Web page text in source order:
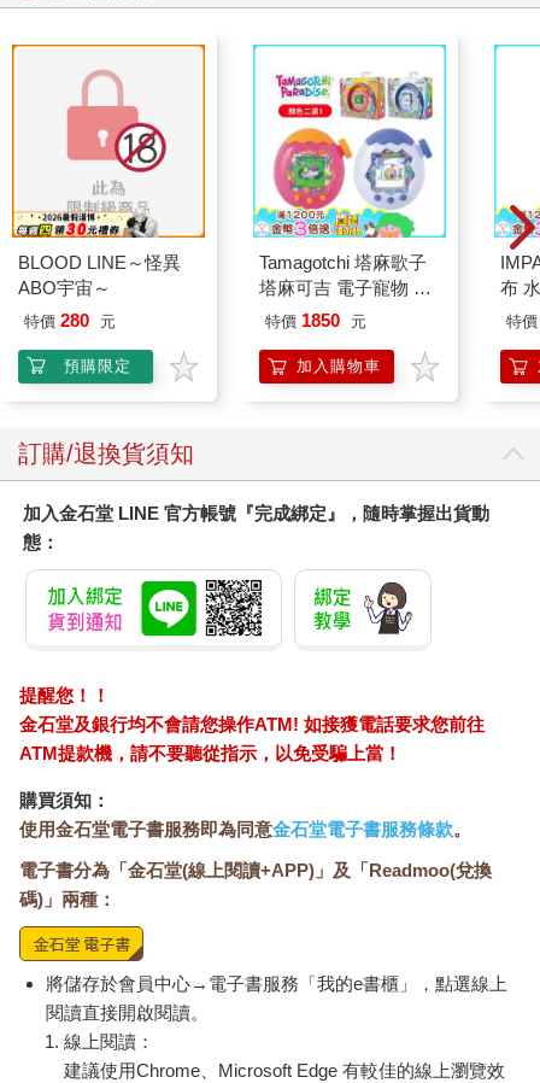
是南臺灣漢人社會與原住民社會的交界處。年幼的「我」得知祖
母是假黎而感到震撼，但仍舊一直對祖母充滿孺慕之情。但，某
次「我」與祖母因找尋逃往山區的牛而踏入「番界」，聽到祖母
開心地啟口唱著假黎的歌曲後，「我」感到莫名的不安。見到離
開客家人聚落後逐漸變回原本假黎模樣的祖母，「我」深感恐
懼，甚至哭著請求祖母不要繼續歌唱。
這篇寫於民國四十九年（一九六〇），即鍾理和逝世那年的自傳
式短篇小說，曾多次被翻譯為日文，較容易取得的是日本最早的
臺灣原住民文學選集《非情的山地》（非情の山地，田畑書店，
一九九二年），以及以臺灣客家文學為主題的《客家的女性們》
（客家女たち，國書刊行會，二〇〇二年）等二冊。從這個故事
被同時收錄於原住民文學與客家文學的兩部選集一事可以看出，
臺灣客家人的生活與「番界」接觸有多麼密切，兩者的文化與血
統存在著不可分割的交融。對身為少數移民的客家人而言，透過
地緣與血緣團結在一起乃是生存的重要手段。同時這當中也存在
著漫長歷史中反覆發生的衝突與融合，最終培養出來的混雜性
在故事中「我」感受到的，是與祖母關係崩壞後帶來的恐懼。也
／他們；自己所知的祖母，甚至可以說以為熟知祖母的「我」本
身，都有可能就此消失——「我」察覺到的即是如此的恐懼感。
然而年幼的「我」，尚無力將如此複雜的情感化作語言，僅能以
哭泣來表達這股不安的感受。
第一次讀到這個故事的我，想起了平常連蟲子都不忍殺害的祖
父，某天突然乘興哼起了軍歌，讓我感到非常困惑的回憶。當
歌，感受到祖父變成我所不認識的「某種人」。直至今日依然記
得一直握著的祖父的手，似乎突然變成冰冷鐵棒的感覺。祖父以
不明所以的眼光俯視著愛哭鬼的孫子，我則揮開祖父的手嚎啕大
BLOOD LINE～怪異
ABO宇宙～
特價 280 元
預購限定
Tamagotchi 塔麻歌子
塔麻可吉 電子寵物 樂
園系列（熱帶橙果／極
特價 1850 元
加入購物車
布
特價
訂購/退換貨須知
加入金石堂 LINE 官方帳號『完成綁定』，隨時掌握出貨動
態：
提醒您！！
金石堂及銀行均不會請您操作ATM! 如接獲電話要求您前往
ATM提款機，請不要聽從指示，以免受騙上當！
購買須知：
使用金石堂電子書服務即為同意金石堂電子書服務條款。
電子書分為「金石堂(線上閱讀+APP)」及「Readmoo(兌換
碼)」兩種：
將儲存於會員中心→電子書服務「我的e書櫃」，點選線上
閱讀直接開啟閱讀。
線上閱讀：
建議使用Chrome、Microsoft Edge 有較佳的線上瀏覽效